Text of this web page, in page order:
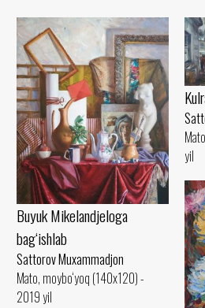
Buyuk Mikelandjeloga
bag‘ishlab
Sattorov Muxammadjon
Mato, moybo‘yoq (140x120) -
2019 yil
yil